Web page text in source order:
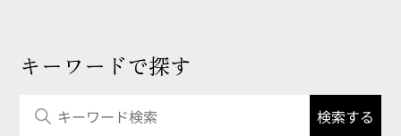
キーワードで探す